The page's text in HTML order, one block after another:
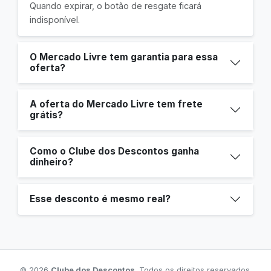
Quando expirar, o botão de resgate ficará
indisponível.
O Mercado Livre tem garantia para essa
oferta?
A oferta do Mercado Livre tem frete
grátis?
Como o Clube dos Descontos ganha
dinheiro?
Esse desconto é mesmo real?